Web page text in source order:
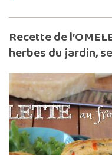
Recette de
herbes du jardin,